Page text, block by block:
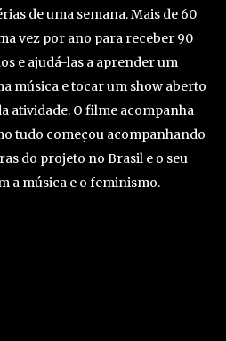
de uma semana. Mais de 60
vez por ano para receber 90
e ajudá-las a aprender um
música e tocar um show aberto
atividade. O filme acompanha
tudo começou acompanhando
do projeto no Brasil e o seu
a música e o feminismo.